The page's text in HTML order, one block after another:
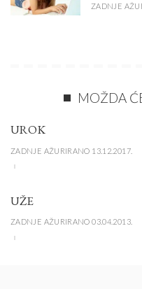
ZADNJE
MOŽDA
UROK
ZADNJE AŽURIRANO 13.12.2017.
UŽE
ZADNJE AŽURIRANO 03.04.2013.